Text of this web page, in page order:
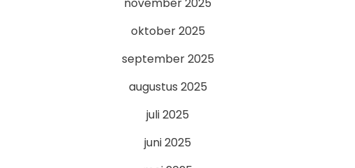
oktober 2025
september 2025
augustus 2025
juli 2025
juni 2025